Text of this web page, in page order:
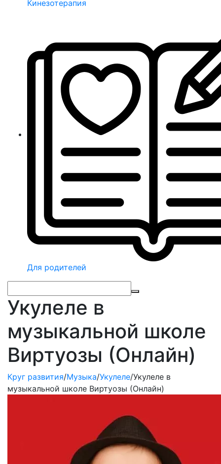
Кинезотерапия
Для родителей
Укулеле в
музыкальной школе
Виртуозы (Онлайн)
Круг развития/Музыка/Укулеле/Укулеле в
музыкальной школе Виртуозы (Онлайн)